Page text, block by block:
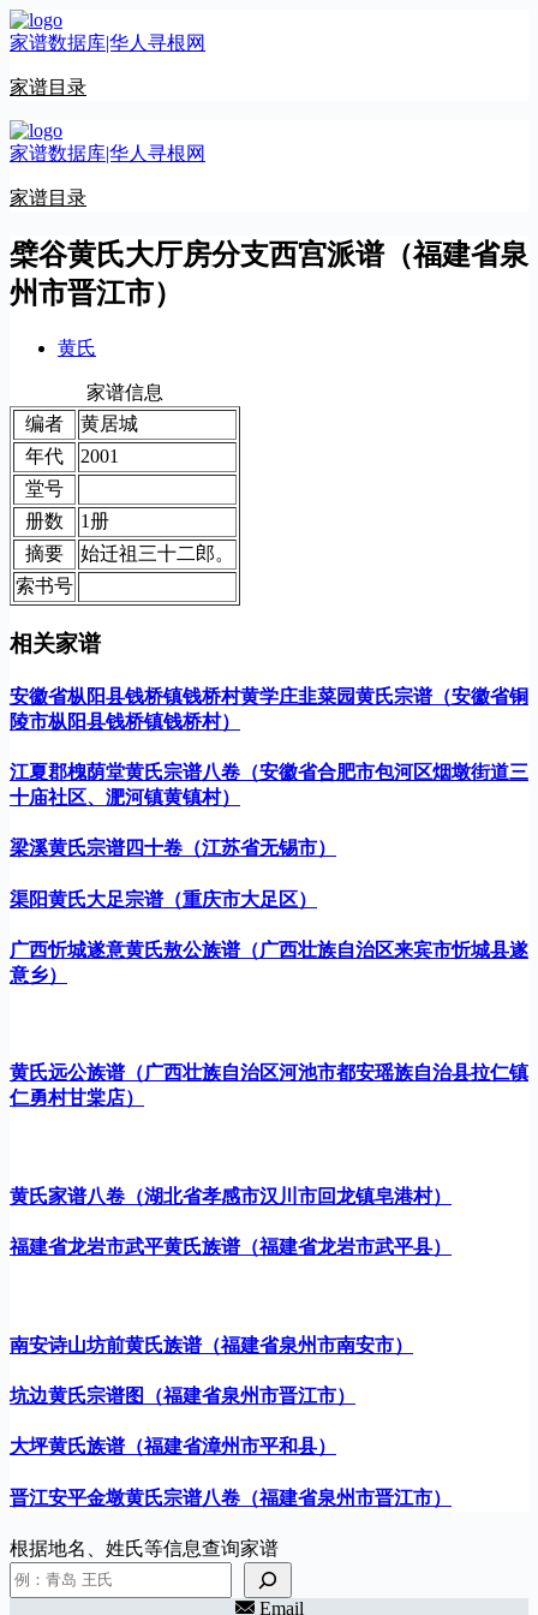
跳
至
容
家谱数据库|华人寻根网
家谱目录
家谱数据库|华人寻根网
家谱目录
檗谷黄氏大厅房分支西宫派谱（福建省泉
州市晋江市）
黄氏
家谱信息
编者
黄居城
年代
2001
堂号
册数
1册
摘要
始迁祖三十二郎。
索书号
相关家谱
安徽省枞阳县钱桥镇钱桥村黄学庄韭菜园黄氏宗谱（安徽省铜
陵市枞阳县钱桥镇钱桥村）
江夏郡槐荫堂黄氏宗谱八卷（安徽省合肥市包河区烟墩街道三
十庙社区、淝河镇黄镇村）
梁溪黄氏宗谱四十卷（江苏省无锡市）
渠阳黄氏大足宗谱（重庆市大足区）
广西忻城遂意黄氏敖公族谱（广西壮族自治区来宾市忻城县遂
意乡）
黄氏远公族谱（广西壮族自治区河池市都安瑶族自治县拉仁镇
仁勇村甘棠店）
黄氏家谱八卷（湖北省孝感市汉川市回龙镇皂港村）
福建省龙岩市武平黄氏族谱（福建省龙岩市武平县）
南安诗山坊前黄氏族谱（福建省泉州市南安市）
坑边黄氏宗谱图（福建省泉州市晋江市）
大坪黄氏族谱（福建省漳州市平和县）
晋江安平金墩黄氏宗谱八卷（福建省泉州市晋江市）
根据地名、姓氏等信息查询家谱
Email